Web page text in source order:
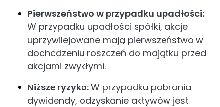
Pierwszeństwo w przypadku upadłości:
W przypadku upadłości spółki, akcje
uprzywilejowane mają pierwszeństwo w
dochodzeniu roszczeń do majątku przed
akcjami zwykłymi.
Niższe ryzyko:W przypadku pobrania
dywidendy, odzyskanie aktywów jest